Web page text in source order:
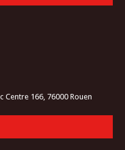
Centre 166, 76000 Rouen